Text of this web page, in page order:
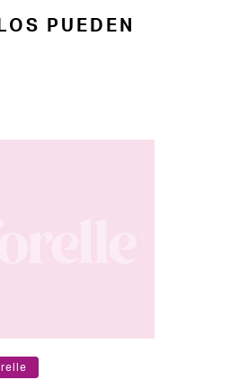
PUEDEN